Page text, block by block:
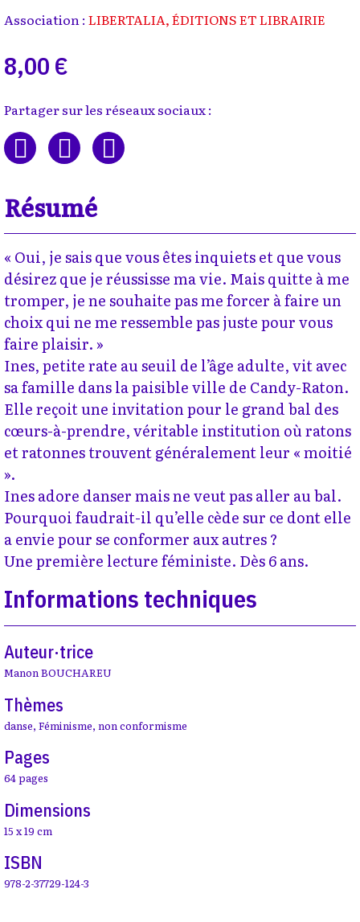
Association : LIBERTALIA, ÉDITIONS ET LIBRAIRIE
8,00 €
Partager sur les réseaux sociaux :
Résumé
« Oui, je sais que vous êtes inquiets et que vous
désirez que je réussisse ma vie. Mais quitte à me
tromper, je ne souhaite pas me forcer à faire un
choix qui ne me ressemble pas juste pour vous
faire plaisir. »
Ines, petite rate au seuil de l’âge adulte, vit avec
sa famille dans la paisible ville de Candy-Raton.
Elle reçoit une invitation pour le grand bal des
cœurs-à-prendre, véritable institution où ratons
et ratonnes trouvent généralement leur « moitié
».
Ines adore danser mais ne veut pas aller au bal.
Pourquoi faudrait-il qu’elle cède sur ce dont elle
a envie pour se conformer aux autres ?
Une première lecture féministe. Dès 6 ans.
Informations techniques
Auteur·trice
Manon BOUCHAREU
Thèmes
danse, Féminisme, non conformisme
Pages
64 pages
Dimensions
15 x 19 cm
ISBN
978-2-37729-124-3